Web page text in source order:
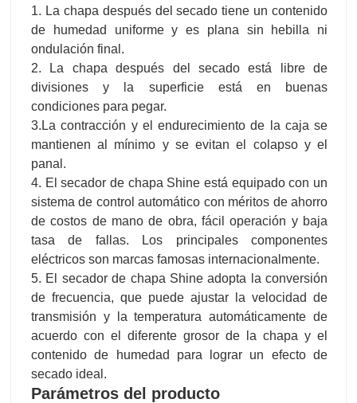
1. La chapa después del secado tiene un contenido
de humedad uniforme y es plana sin hebilla ni
ondulación final.
2. La chapa después del secado está libre de
divisiones y la superficie está en buenas
condiciones para pegar.
3.La contracción y el endurecimiento de la caja se
mantienen al mínimo y se evitan el colapso y el
panal.
4. El secador de chapa Shine está equipado con un
sistema de control automático con méritos de ahorro
de costos de mano de obra, fácil operación y baja
tasa de fallas. Los principales componentes
eléctricos son marcas famosas internacionalmente.
5. El secador de chapa Shine adopta la conversión
de frecuencia, que puede ajustar la velocidad de
transmisión y la temperatura automáticamente de
acuerdo con el diferente grosor de la chapa y el
contenido de humedad para lograr un efecto de
secado ideal.
Parámetros del producto